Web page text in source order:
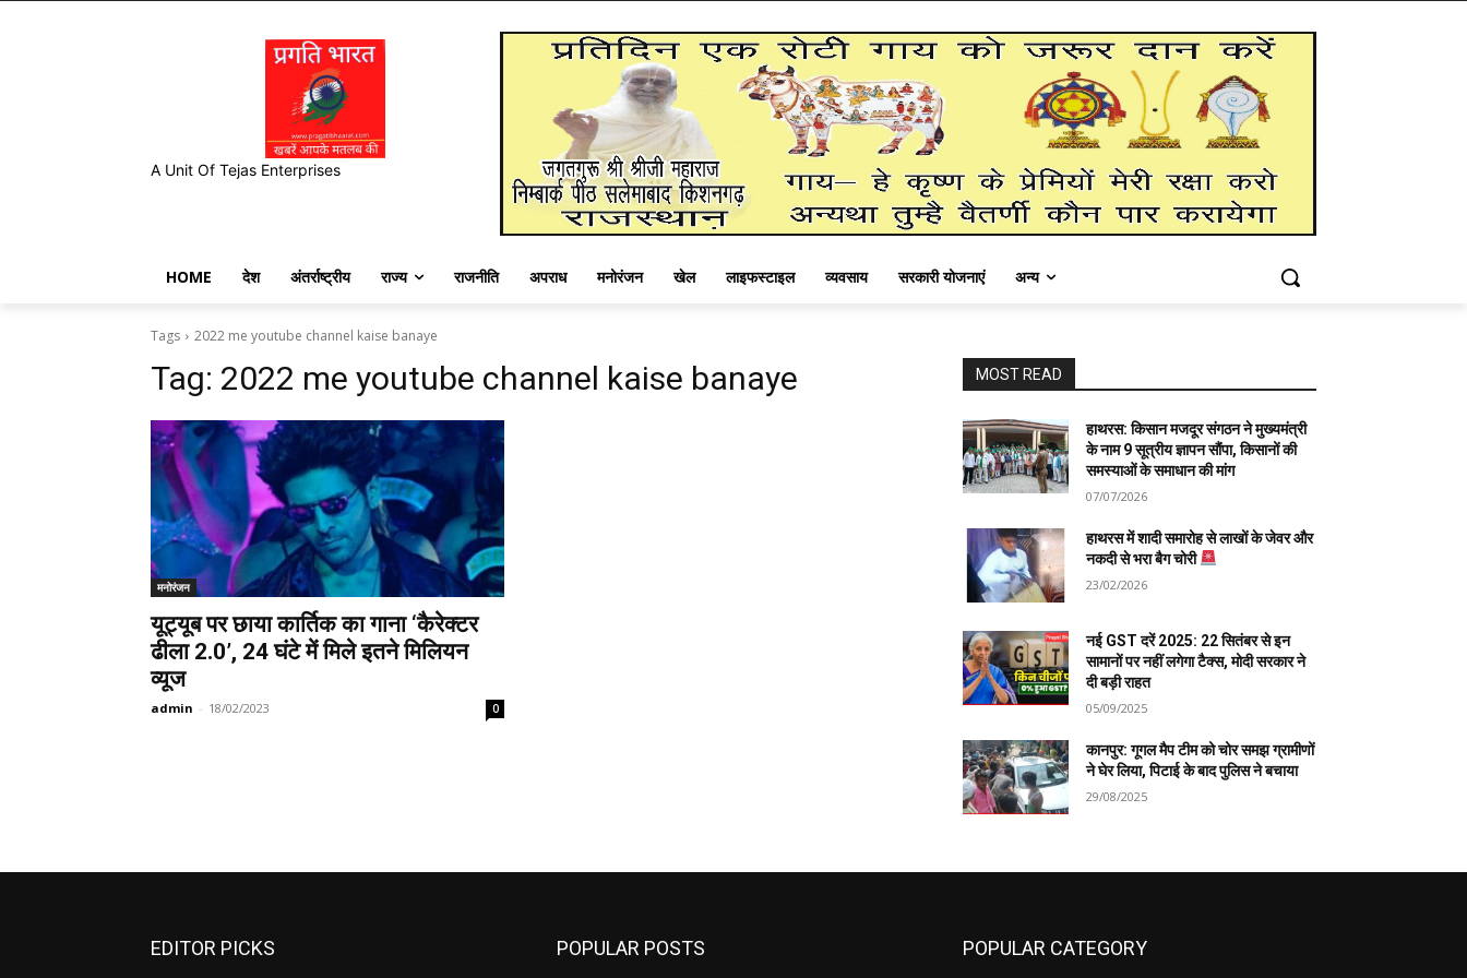
A Unit Of Tejas Enterprises
HOME देश अंतर्राष्ट्रीय राज्य राजनीति अपराध मनोरंजन खेल लाइफस्टाइल व्यवसाय सरकारी योजनाएं अन्य
Tags 2022 me youtube channel kaise banaye
Tag: 2022 me youtube channel kaise banaye
मनोरंजन
यूट्यूब पर छाया कार्तिक का गाना ‘कैरेक्टर
ढीला 2.0’, 24 घंटे में मिले इतने मिलियन
व्यूज
admin - 18/02/2023 0
MOST READ
हाथरस: किसान मजदूर संगठन ने मुख्यमंत्री
के नाम 9 सूत्रीय ज्ञापन सौंपा, किसानों की
समस्याओं के समाधान की मांग
07/07/2026
हाथरस में शादी समारोह से लाखों के जेवर और
नकदी से भरा बैग चोरी
23/02/2026
नई GST दरें 2025: 22 सितंबर से इन
सामानों पर नहीं लगेगा टैक्स, मोदी सरकार ने
दी बड़ी राहत
05/09/2025
कानपुर: गूगल मैप टीम को चोर समझ ग्रामीणों
ने घेर लिया, पिटाई के बाद पुलिस ने बचाया
29/08/2025
EDITOR PICKS POPULAR POSTS POPULAR CATEGORY